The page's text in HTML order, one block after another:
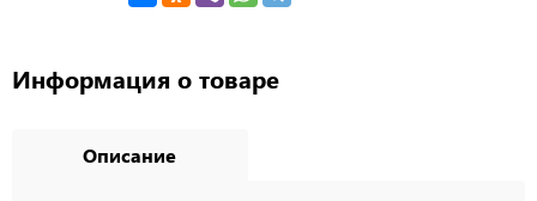
Информация о товаре
Описание